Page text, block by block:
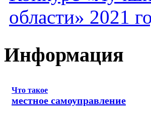
области» 2021
Информация
Что такое
местное самоуправление